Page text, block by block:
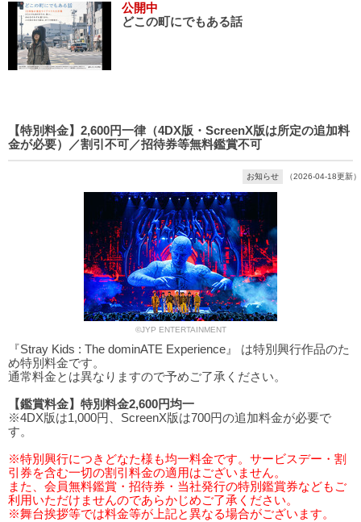
公開中
どこの町にでもある話
【特別料金】2,600円一律（4DX版・ScreenX版は所定の追加料
金が必要）／割引不可／招待券等無料鑑賞不可
お知らせ （2026-04-18更新）
©JYP ENTERTAINMENT
『Stray Kids : The dominATE Experience』 は特別興行作品のた
め特別料金です。
通常料金とは異なりますので予めご了承ください。
【鑑賞料金】特別料金2,600円均一
※4DX版は1,000円、ScreenX版は700円の追加料金が必要で
す。
※特別興行につきどなた様も均一料金です。サービスデー・割
引券を含む一切の割引料金の適用はございません。
また、会員無料鑑賞・招待券・当社発行の特別鑑賞券などもご
利用いただけませんのであらかじめご了承ください。
※舞台挨拶等では料金等が上記と異なる場合がございます。